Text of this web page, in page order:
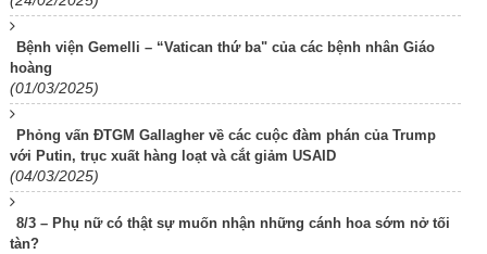
Bệnh viện Gemelli – “Vatican thứ ba" của các bệnh nhân Giáo
hoàng
(01/03/2025)
Phỏng vấn ĐTGM Gallagher về các cuộc đàm phán của Trump
với Putin, trục xuất hàng loạt và cắt giảm USAID
(04/03/2025)
8/3 – Phụ nữ có thật sự muốn nhận những cánh hoa sớm nở tối
tàn?